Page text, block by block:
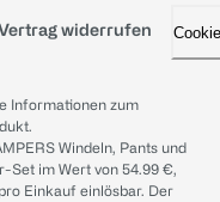
widerrufen
Informationen zum
Windeln, Pants und
Set im Wert von 54.99 €,
Einkauf einlösbar. Der